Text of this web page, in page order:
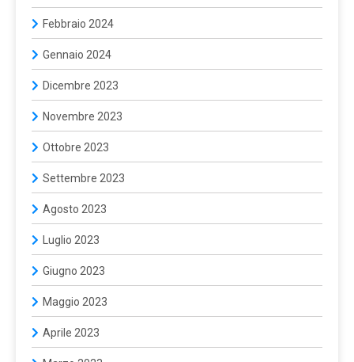
Febbraio 2024
Gennaio 2024
Dicembre 2023
Novembre 2023
Ottobre 2023
Settembre 2023
Agosto 2023
Luglio 2023
Giugno 2023
Maggio 2023
Aprile 2023